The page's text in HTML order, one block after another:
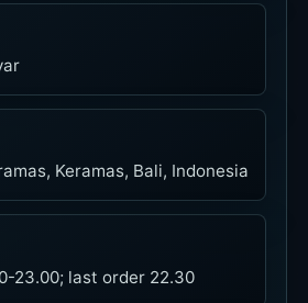
Keramas, Bali, Indonesia
23.00; last order 22.30